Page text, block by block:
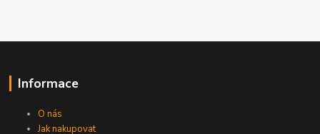
Informace
O nás
Jak nakupovat